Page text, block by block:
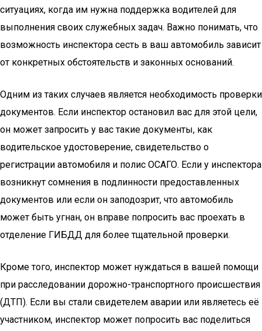
ситуациях, когда им нужна поддержка водителей для
выполнения своих служебных задач. Важно понимать, что
возможность инспектора сесть в ваш автомобиль зависит
от конкретных обстоятельств и законных оснований.
Одним из таких случаев является необходимость проверки
документов. Если инспектор остановил вас для этой цели,
он может запросить у вас такие документы, как
водительское удостоверение, свидетельство о
регистрации автомобиля и полис ОСАГО. Если у инспектора
возникнут сомнения в подлинности предоставленных
документов или если он заподозрит, что автомобиль
может быть угнан, он вправе попросить вас проехать в
отделение ГИБДД для более тщательной проверки.
Кроме того, инспектор может нуждаться в вашей помощи
при расследовании дорожно-транспортного происшествия
(ДТП). Если вы стали свидетелем аварии или являетесь её
участником, инспектор может попросить вас поделиться